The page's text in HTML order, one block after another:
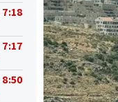
7:18
7:17
8:50